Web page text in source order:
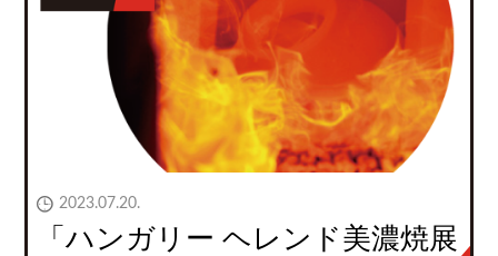
2023.07.20.
「ハンガリー ヘレンド美濃焼展